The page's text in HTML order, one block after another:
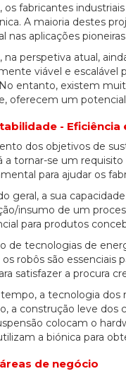
os fabricantes
A maioria destes
nas aplicações
na perspetiva atual,
viável e escalável
entanto, existem
oferecem um
- Eficiência
dos objetivos de
a tornar-se um
para ajudar os
geral, a sua
insumo de um
para produtos
de tecnologias de
robôs são
satisfazer a procura
a tecnologia dos
a construção leve
colocam o
a biónica para
de negócio